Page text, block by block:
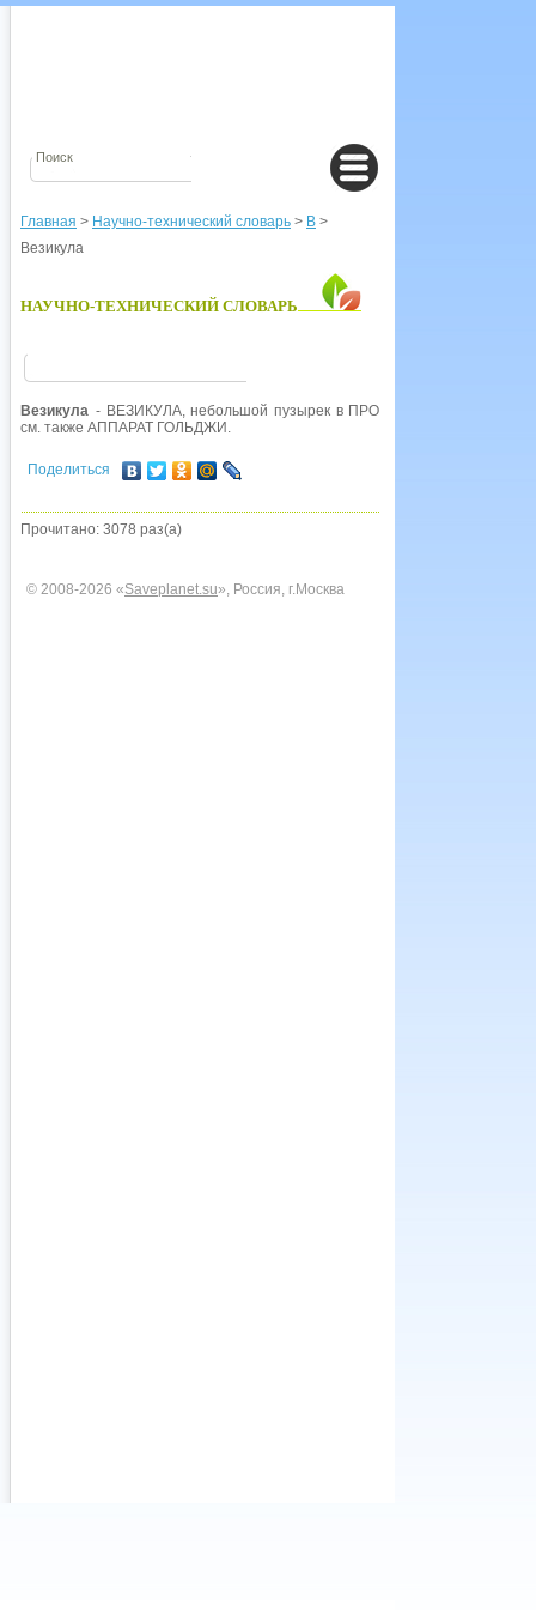
Главная > Научно-технический словарь > В >
Везикула
НАУЧНО-ТЕХНИЧЕСКИЙ СЛОВАРЬ
Везикула - ВЕЗИКУЛА, небольшой пузырек в ПРОТОПЛАЗМЕ КЛЕТКИ,
см. также АППАРАТ ГОЛЬДЖИ.
Поделиться
Прочитано: 3078 раз(а)
© 2008-2026 «Saveplanet.su», Россия, г.Москва